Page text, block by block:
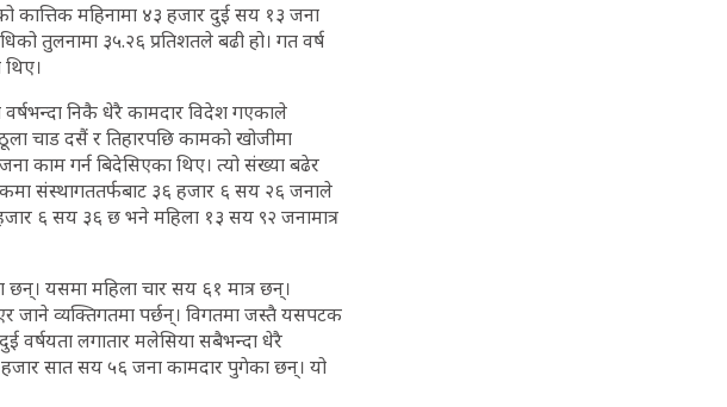
कात्तिक महिनामा ४३ हजार दुई सय १३ जना
तुलनामा ३५.२६ प्रतिशतले बढी हो। गत वर्ष
निकै धेरै कामदार विदेश गएकाले
चाड दसैं र तिहारपछि कामको खोजीमा
काम गर्न बिदेसिएका थिए। त्यो संख्या बढेर
संस्थागततर्फबाट ३६ हजार ६ सय २६ जनाले
६ सय ३६ छ भने महिला १३ सय ९२ जनामात्र
यसमा महिला चार सय ६१ मात्र छन्।
जाने व्यक्तिगतमा पर्छन्। विगतमा जस्तै यसपटक
वर्षयता लगातार मलेसिया सबैभन्दा धेरै
हजार सात सय ५६ जना कामदार पुगेका छन्। यो